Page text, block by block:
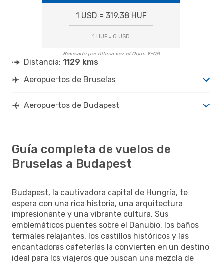
1 USD = 319.38 HUF
1 HUF = 0 USD
Revisado por última vez el Dom. 9-08
Distancia: 1129 kms
Aeropuertos de Bruselas
Aeropuertos de Budapest
Guía completa de vuelos de
Bruselas a Budapest
Budapest, la cautivadora capital de Hungría, te
espera con una rica historia, una arquitectura
impresionante y una vibrante cultura. Sus
emblemáticos puentes sobre el Danubio, los baños
termales relajantes, los castillos históricos y las
encantadoras cafeterías la convierten en un destino
ideal para los viajeros que buscan una mezcla de